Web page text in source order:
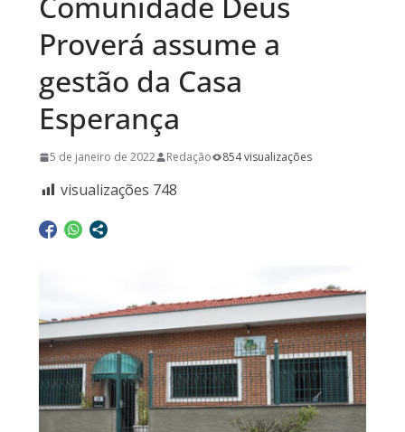
Proverá assume a
gestão da Casa
Esperança
5 de janeiro de 2022 Redação 854 visualizações
visualizações 748